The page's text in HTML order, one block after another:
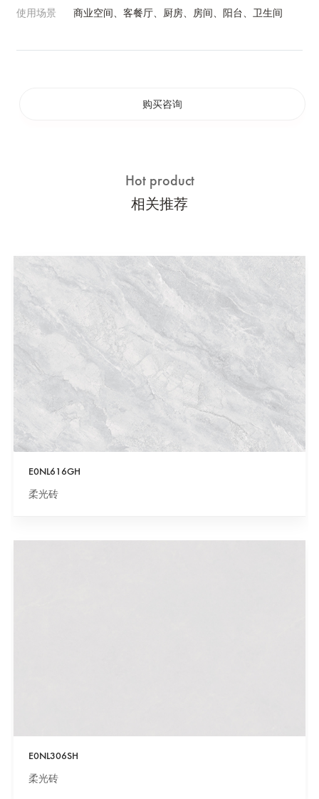
使用场景 商业空间、客餐厅、厨房、房间、阳台、卫生间
购买咨询
Hot product
相关推荐
E0NL616GH
柔光砖
E0NL306SH
柔光砖